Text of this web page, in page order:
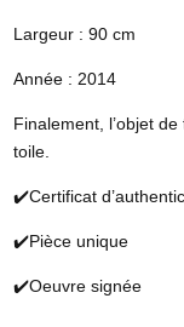
Largeur : 90 cm
Année : 2014
Finalement, l’objet
toile.
✔️Certificat
✔️Pièce unique
✔️Oeuvre signée